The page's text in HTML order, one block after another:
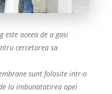
este aceea de a gasi
cercetarea sa
sunt folosite intr-o
la imbunatatirea apei